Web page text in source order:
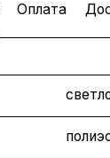
Оплата